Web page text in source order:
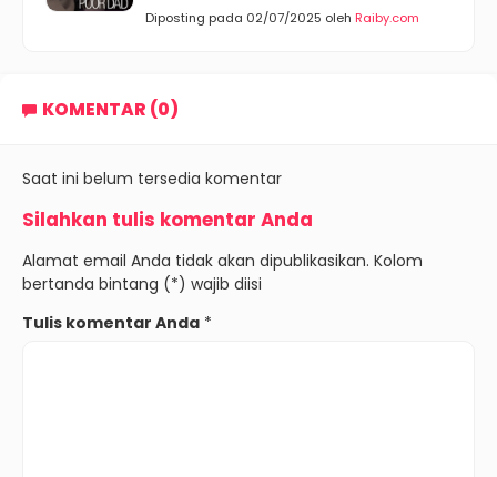
Diposting pada 02/07/2025 oleh Raiby.com
KOMENTAR (0)
Saat ini belum tersedia komentar
Silahkan tulis komentar Anda
Alamat email Anda tidak akan dipublikasikan. Kolom
bertanda bintang (*) wajib diisi
Tulis komentar Anda *